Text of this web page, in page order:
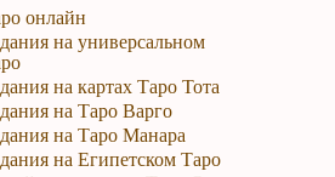
онлайн
на универсальном
на картах Таро Тота
на Таро Варго
на Таро Манара
на Египетском Таро